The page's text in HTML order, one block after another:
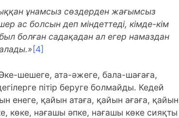
ұнамсыз сөздерден жағымсыз
ас болсын деп міндеттеді, кімде-кім
болған садақадан ал егер намаздан
[4]
шешеге, ата-әжеге, бала-шағаға,
пітір беруге болмайды. Кедей
енеге, қайын атаға, қайын ағаға, қайын
көке, нағашы әпке, нағашы көке сияқты